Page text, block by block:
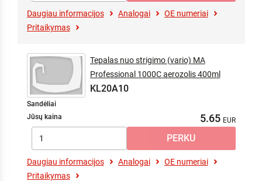
Daugiau informacijos Analogai
OE numeriai
Pritaikymas
Tepalas nuo strigimo (vario) MA
Professional 1000C aerozolis 400ml
KL20A10
Sandėliai
Jūsų kaina
5.65
Daugiau informacijos Analogai
OE numeriai
Pritaikymas